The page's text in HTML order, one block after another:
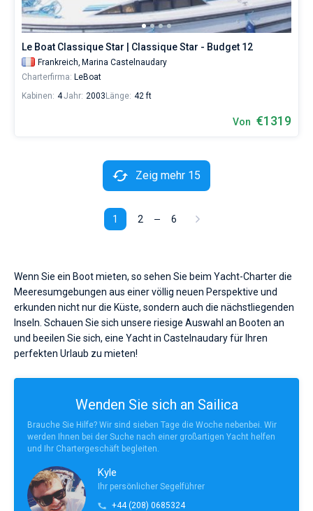
Le Boat Classique Star | Classique Star - Budget 12
Frankreich, Marina Castelnaudary
Charterfirma: LeBoat
Kabinen: 4Jahr: 2003 Länge: 42 ft
Von €1319
1 2 6
Zeig mehr 15
Wenn Sie ein Boot mieten, so sehen Sie beim Yacht-Charter die
Meeresumgebungen aus einer völlig neuen Perspektive und
erkunden nicht nur die Küste, sondern auch die nächstliegenden
Inseln. Schauen Sie sich unsere riesige Auswahl an Booten an
und beeilen Sie sich, eine Yacht in Castelnaudary für Ihren
perfekten Urlaub zu mieten!
Wenden Sie sich an Sailica
Brauche Sie Hilfe? Wir sind sieben Tage die Woche nebenbei. Wir
werden Ihnen bei der Suche nach einer großartigen Yacht helfen
und Ihr Chartergeschäft begleiten.
Kyle
Ihr persönlicher Segelführer
+44 (208) 0685324